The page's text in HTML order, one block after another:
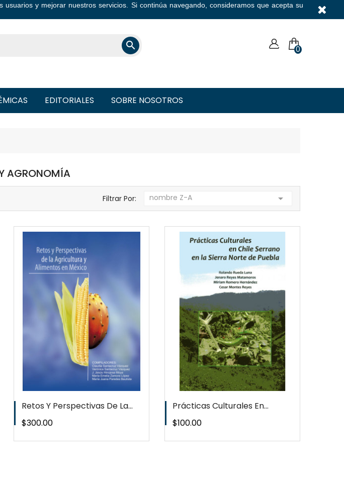
y mejorar nuestros servicios. Si continúa navegando, consideramos que acepta su
Moneda
 0
EDITORIALES SOBRE NOSOTROS
AGRONOMÍA
Filtrar Por: nombre Z-A 
Retos Y Perspectivas De La...
Precio
$300.00
QUICKVIEW
WISHLIST
Prácticas Culturales En...
Precio
$100.00